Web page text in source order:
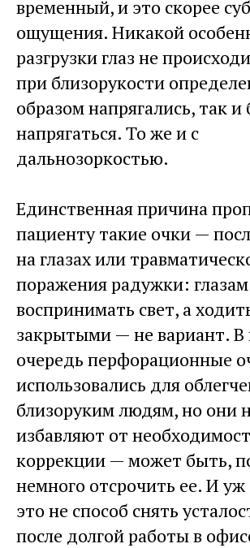
временный, и это скорее
ощущения. Никакой
разгрузки глаз не
при близорукости
образом напрягались, так и
напрягаться. То же и с
дальнозоркостью.
Единственная причина
пациенту такие очки —
на глазах или
поражения радужки:
воспринимать свет, а
закрытыми — не вариант. В
очередь перфорационные
использовались для
близоруким людям, но они
избавляют от
коррекции — может быть,
немного отсрочить ее. И уж
это не способ снять
после долгой работы в